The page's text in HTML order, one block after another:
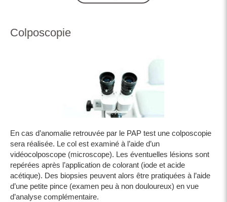
Colposcopie
En cas d’anomalie retrouvée par le PAP test une colposcopie
sera réalisée. Le col est examiné à l’aide d’un
vidéocolposcope (microscope). Les éventuelles lésions sont
repérées après l’application de colorant (iode et acide
acétique). Des biopsies peuvent alors être pratiquées à l’aide
d’une petite pince (examen peu à non douloureux) en vue
d’analyse complémentaire.